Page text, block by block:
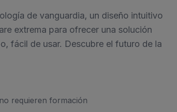
de vanguardia, un diseño intuitivo
extrema para ofrecer una solución
fácil de usar. Descubre el futuro de la
requieren formación